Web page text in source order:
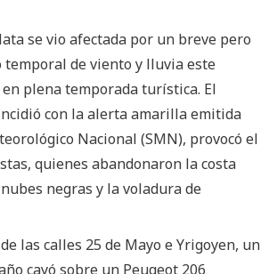
se vio afectada por un breve pero
temporal de viento y lluvia este
en plena temporada turística. El
con la alerta amarilla emitida
Nacional (SMN), provocó el
quienes abandonaron la costa
negras y la voladura de
las calles 25 de Mayo e Yrigoyen, un
cayó sobre un Peugeot 206